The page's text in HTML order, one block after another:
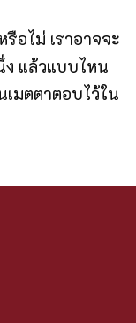
อไม่ เราอาจจะ
ง แล้วแบบไหน
มตตาตอบไว้ใน